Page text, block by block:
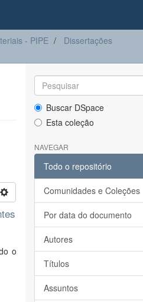
- PIPE
Dissertações
o
Buscar DSpace
Esta coleção
NAVEGAR
Todo o repositório
Comunidades e Coleções
Por data do documento
Autores
Títulos
Assuntos